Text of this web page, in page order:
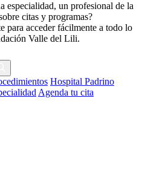
especialidad, un profesional de la
citas y programas?
para acceder fácilmente a todo lo
Valle del Lili.
Hospital Padrino
Agenda tu cita